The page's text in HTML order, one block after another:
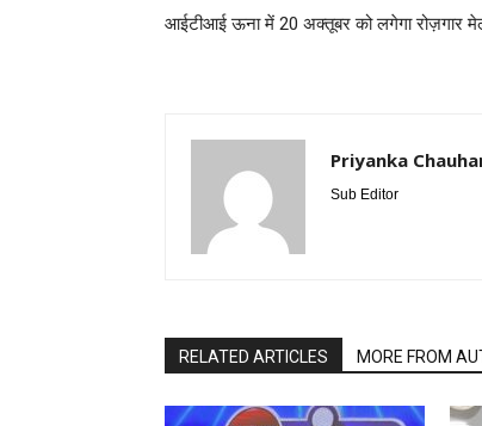
आईटीआई ऊना में 20 अक्तूबर को लगेगा रोज़गार
Priyanka
Sub Editor
RELATED ARTICLES MORE FROM